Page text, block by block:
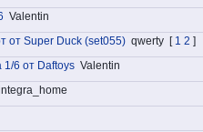
Valentin
от Super Duck (set055) qwerty [ 1 2 ]
6 от Daftoys Valentin